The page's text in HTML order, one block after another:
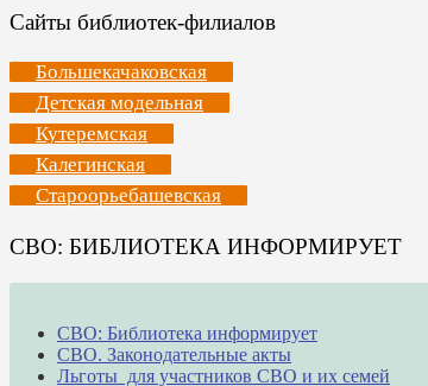
Сайты библиотек-филиалов
Большекачаковская
Детская модельная
Кутеремская
Калегинская
Староорьебашевская
СВО: БИБЛИОТЕКА ИНФОРМИРУЕТ
СВО: Библиотека информирует
СВО. Законодательные акты
Льготы для участников СВО и их семей